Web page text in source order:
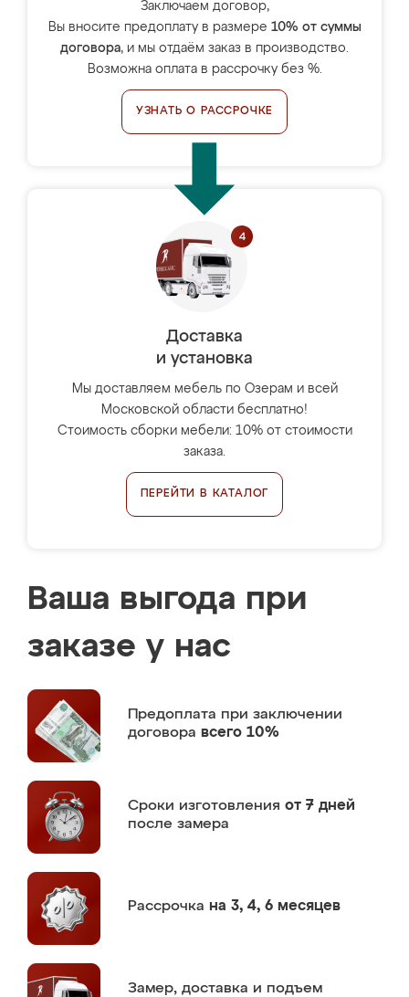
Заключаем договор,
Вы вносите предоплату в размере 10% от суммы
договора, и мы отдаём заказ в производство.
Возможна оплата в рассрочку без %.
УЗНАТЬ О РАССРОЧКЕ
Доставка
и установка
Мы доставляем мебель по Озерам и всей
Московской области бесплатно!
Стоимость сборки мебели: 10% от стоимости
заказа.
ПЕРЕЙТИ В КАТАЛОГ
Ваша выгода при
заказе у нас
Предоплата при заключении
договора всего 10%
Сроки изготовления от 7 дней
после замера
Рассрочка на 3, 4, 6 месяцев
Замер, доставка и подъем